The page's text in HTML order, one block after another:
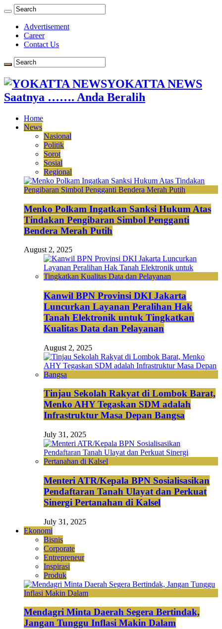
Advertisement
Career
Contact Us
YOKATTA NEWS
Saatnya ……. Anda Beralih
Home
News
Nasional
Politik
Sorot
Sosial
Regional
Menko Polkam Ingatkan Sanksi Hukum Atas
Tindakan Pengibaran Simbol Pengganti
Bendera Merah Putih
August 2, 2025
Kanwil BPN Provinsi DKI Jakarta
Luncurkan Layanan Peralihan Hak
Tanah Elektronik untuk Tingkatkan
Kualitas Data dan Pelayanan
August 2, 2025
Tinjau Sekolah Rakyat di Lombok Barat,
Menko AHY Tegaskan SDM adalah
Infrastruktur Masa Depan Bangsa
July 31, 2025
Menteri ATR/Kepala BPN Sosialisasikan
Pendaftaran Tanah Ulayat dan Perkuat
Sinergi Pertanahan di Kalsel
July 31, 2025
Ekonomi
Bisnis
Corporate
Entrepreneur
Inspirasi
Produk
Mendagri Minta Daerah Segera Bertindak,
Jangan Tunggu Inflasi Makin Dalam